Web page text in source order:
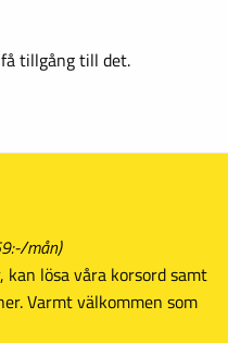
tillgång till det.
mån)
lösa våra korsord samt
Varmt välkommen som